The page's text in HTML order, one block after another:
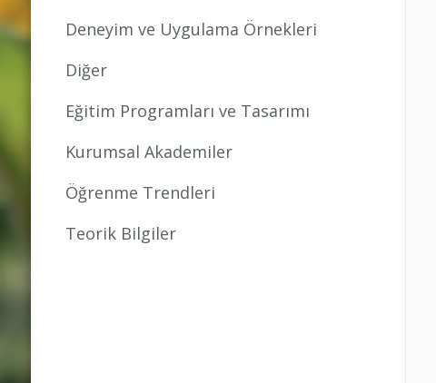
Deneyim ve Uygulama Örnekleri
Diğer
Eğitim Programları ve Tasarımı
Kurumsal Akademiler
Öğrenme Trendleri
Teorik Bilgiler